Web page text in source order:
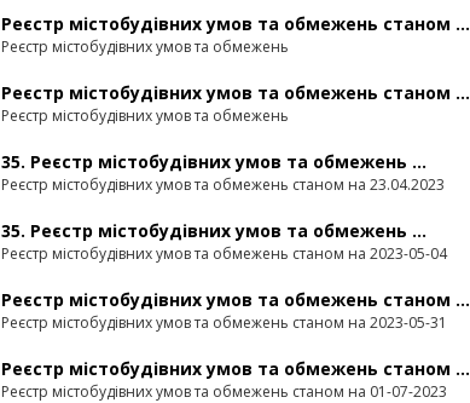
Реєстр містобудівних умов та обмежень станом ...
Реєстр містобудівних умов та обмежень
Реєстр містобудівних умов та обмежень станом ...
Реєстр містобудівних умов та обмежень
35. Реєстр містобудівних умов та обмежень ...
Реєстр містобудівних умов та обмежень станом на 23.04.2023
35. Реєстр містобудівних умов та обмежень ...
Реєстр містобудівних умов та обмежень станом на 2023-05-04
Реєстр містобудівних умов та обмежень станом ...
Реєстр містобудівних умов та обмежень станом на 2023-05-31
Реєстр містобудівних умов та обмежень станом ...
Реєстр містобудівних умов та обмежень станом на 01-07-2023